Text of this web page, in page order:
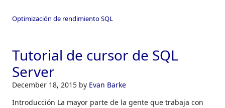
Optimización de rendimiento SQL
Tutorial de cursor de SQL
Server
December 18, 2015 by Evan Barke
Introducción La mayor parte de la gente que trabaja con